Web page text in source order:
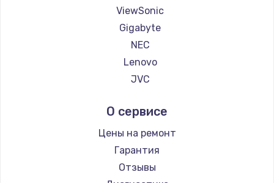
ViewSonic
Gigabyte
NEC
Lenovo
JVC
Aorus
Thunderobot
АОС
Ardor
О сервисе
Цены на ремонт
Гарантия
Отзывы